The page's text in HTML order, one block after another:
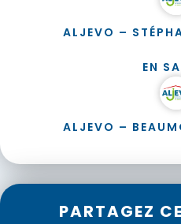
ALJEVO –
EN
ALJEVO –
PARTAGEZ